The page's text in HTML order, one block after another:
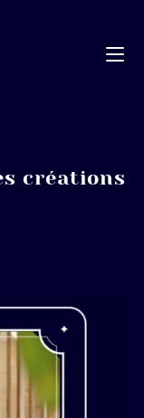
créations